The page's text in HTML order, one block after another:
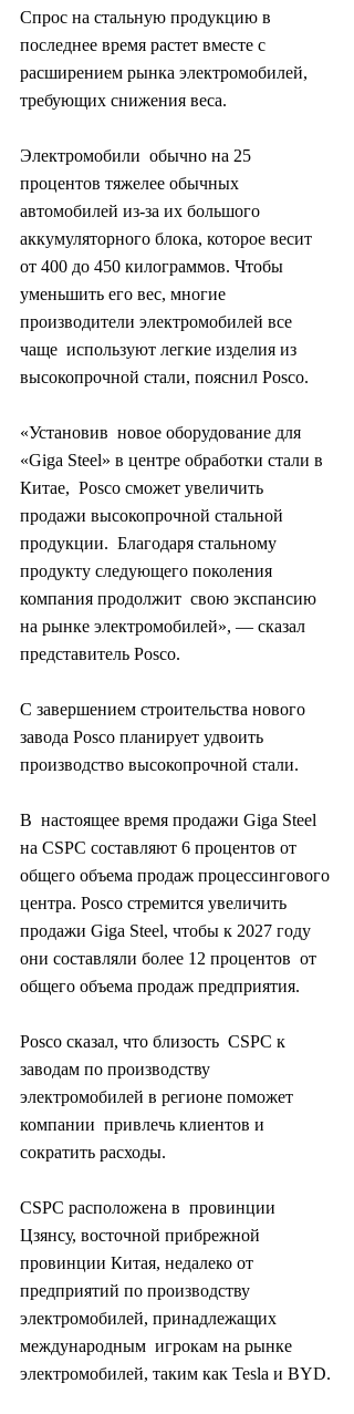
Спрос на стальную продукцию в
последнее время растет вместе с
расширением рынка электромобилей,
требующих снижения веса.
Электромобили  обычно на 25
процентов тяжелее обычных
автомобилей из-за их большого
аккумуляторного блока, которое весит
от 400 до 450 килограммов. Чтобы
уменьшить его вес, многие
производители электромобилей все
чаще  используют легкие изделия из
высокопрочной стали, пояснил Posco.
«Установив  новое оборудование для
«Giga Steel» в центре обработки стали в
Китае,  Posco сможет увеличить
продажи высокопрочной стальной
продукции.  Благодаря стальному
продукту следующего поколения
компания продолжит  свою экспансию
на рынке электромобилей», — сказал
представитель Posco.
С завершением строительства нового
завода Posco планирует удвоить
производство высокопрочной стали.
В  настоящее время продажи Giga Steel
на CSPC составляют 6 процентов от
общего объема продаж процессингового
центра. Posco стремится увеличить
продажи Giga Steel, чтобы к 2027 году
они составляли более 12 процентов  от
общего объема продаж предприятия.
Posco сказал, что близость  CSPC к
заводам по производству
электромобилей в регионе поможет
компании  привлечь клиентов и
сократить расходы.
CSPC расположена в  провинции
Цзянсу, восточной прибрежной
провинции Китая, недалеко от
предприятий по производству
электромобилей, принадлежащих
международным  игрокам на рынке
электромобилей, таким как Tesla и BYD.